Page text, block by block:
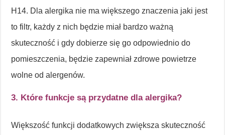
H14. Dla alergika nie ma większego znaczenia jaki jest
to filtr, każdy z nich będzie miał bardzo ważną
skuteczność i gdy dobierze się go odpowiednio do
pomieszczenia, będzie zapewniał zdrowe powietrze
wolne od alergenów.
3. Które funkcje są przydatne dla alergika?
Większość funkcji dodatkowych zwiększa skuteczność